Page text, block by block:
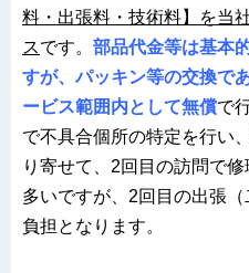
料・出張料・技術料】を当
スです。 部品代金等は基本
すが、パッキン等の交換で
ービス範囲内として無償で
で不具合個所の特定を行い
り寄せて、2回目の訪問で
多いですが、2回目の出張
負担となります。